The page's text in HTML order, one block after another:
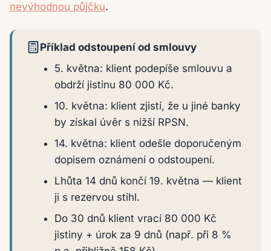
nevýhodnou půjčku.
Příklad odstoupení od smlouvy
5. května: klient podepíše smlouvu a
obdrží jistinu 80 000 Kč.
10. května: klient zjistí, že u jiné banky
by získal úvěr s nižší RPSN.
14. května: klient odešle doporučeným
dopisem oznámení o odstoupení.
Lhůta 14 dnů končí 19. května — klient
ji s rezervou stihl.
Do 30 dnů klient vrací 80 000 Kč
jistiny + úrok za 9 dnů (např. při 8 %